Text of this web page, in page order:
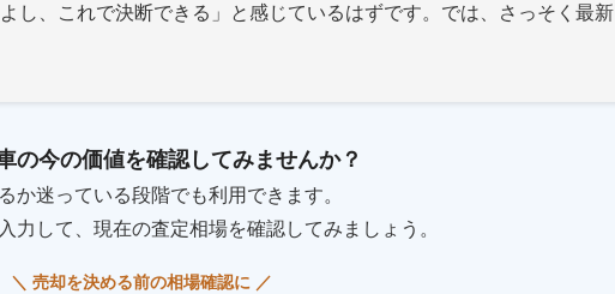
し、これで決断できる」と感じているはずです。では、さっそく最新
の今の価値を確認してみませんか？
か迷っている段階でも利用できます。
力して、現在の査定相場を確認してみましょう。
＼ 売却を決める前の相場確認に ／